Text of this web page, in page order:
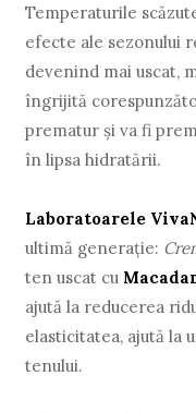
Temperaturile
efecte ale sezonului
devenind mai uscat,
îngrijită
prematur și va fi
în lipsa hidratării.
Laboratoarele
ultimă generație:
ten uscat cu
ajută la reducerea
elasticitatea, ajută la
tenului.